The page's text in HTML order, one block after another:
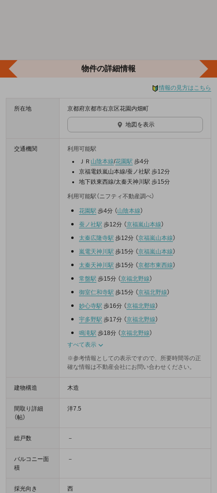
物件の詳細情報
情報の見方はこちら
所在地 京都府京都市右京区花園内畑町
地図を表示
交通機関
利用可能駅
ＪＲ 山陰本線/花園駅 歩4分
京福電鉄嵐山本線/蚕ノ社駅 歩12分
地下鉄東西線/太秦天神川駅 歩15分
利用可能駅（ニフティ不動産調べ）
花園駅 歩4分 （山陰本線）
蚕ノ社駅 歩12分 （京福嵐山本線）
太秦広隆寺駅 歩12分 （京福嵐山本線）
嵐電天神川駅 歩15分 （京福嵐山本線）
太秦天神川駅 歩15分 （京都市東西線）
常盤駅 歩15分 （京福北野線）
御室仁和寺駅 歩15分 （京福北野線）
妙心寺駅 歩16分 （京福北野線）
宇多野駅 歩17分 （京福北野線）
鳴滝駅 歩18分 （京福北野線）
すべて表示
※参考情報としての表示ですので、所要時間等の正
確な情報は不動産会社にお問い合わせください。
建物構造 木造
間取り詳細
（帖）
洋7.5
総戸数 －
バルコニー面
積
－
採光向き 西